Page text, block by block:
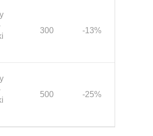
300 -13%
500 -25%